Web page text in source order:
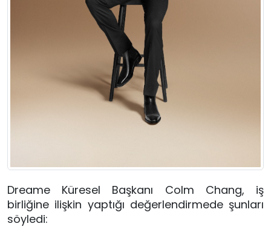
Dreame Küresel Başkanı Colm Chang, iş
birliğine ilişkin yaptığı değerlendirmede şunları
söyledi: